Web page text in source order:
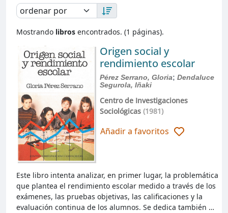
Mostrando libros encontrados. (1 páginas).
Origen social y
rendimiento escolar
Pérez Serrano, Gloria; Dendaluce
Segurola, Iñaki
Centro de Investigaciones
Sociológicas(1981)
Añadir a favoritos
Este libro intenta analizar, en primer lugar, la problemática
que plantea el rendimiento escolar medido a través de los
exámenes, las pruebas objetivas, las calificaciones y la
evaluación continua de los alumnos. Se dedica también …